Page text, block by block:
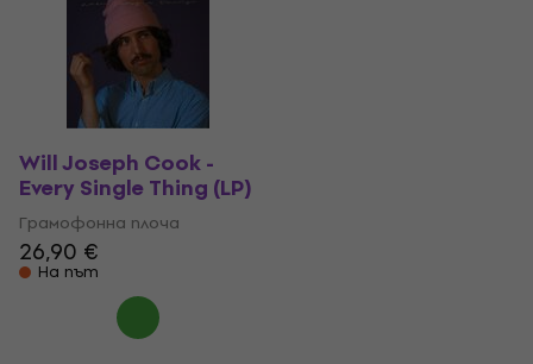
Will Joseph Cook -
Every Single Thing (LP)
Грамофонна плоча
26,90 €
На път